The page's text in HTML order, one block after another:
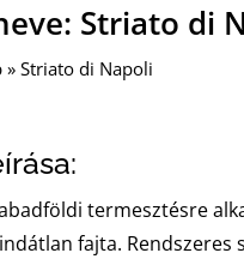
Striato di
» Striato di Napoli
termesztésre
fajta. Rendszeres